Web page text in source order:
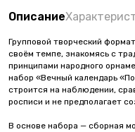
Описание
Групповой творческий
своём темпе, знакомясь с
принципами народного
набор «Вечный календарь
строится на наблюдении,
росписи и не предполагает
В основе набора — сборная